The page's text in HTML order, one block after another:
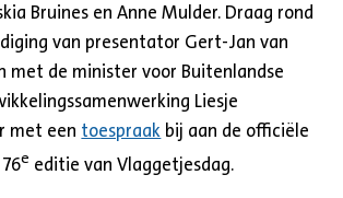
Bruines en Anne Mulder. Draag rond
van presentator Gert-Jan van
met de minister voor Buitenlandse
Liesje
met een toespraak bij aan de officiële
e editie van Vlaggetjesdag.